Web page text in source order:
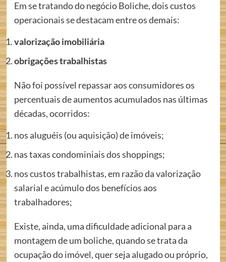
Em se tratando do negócio Boliche, dois custos
operacionais se destacam entre os demais:
valorização imobiliária
obrigações trabalhistas
Não foi possível repassar aos consumidores os
percentuais de aumentos acumulados nas últimas
décadas, ocorridos:
nos aluguéis (ou aquisição) de imóveis;
nas taxas condominiais dos shoppings;
nos custos trabalhistas, em razão da valorização
salarial e acúmulo dos benefícios aos
trabalhadores;
Existe, ainda, uma dificuldade adicional para a
montagem de um boliche, quando se trata da
ocupação do imóvel, quer seja alugado ou próprio,